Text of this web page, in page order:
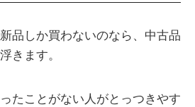
品しか買わないのなら、中古品
きます。
たことがない人がとっつきやす